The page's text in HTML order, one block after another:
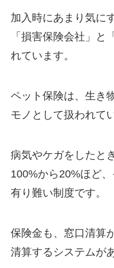
加入時にあまり気に
「損害保険会社」と
れています。
ペット保険は、生き
モノとして扱われて
病気やケガをしたと
100%から20%ほど
有り難い制度です。
保険金も、窓口清算
清算するシステムが